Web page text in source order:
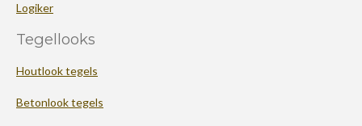
Logiker
Tegellooks
Houtlook tegels
Betonlook tegels